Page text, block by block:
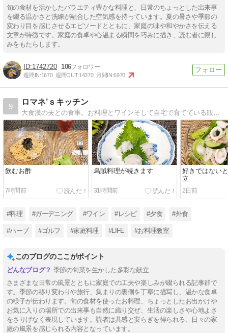
旬の食材を活かしたバラエティ豊かな料理と、日常のちょっとした出来事
を綴る温かさと洗練が融合した空気感を持っています。夏の暑さや季節の
変わり目を感じさせるエピソードとともに、家庭の味や和やかさを伝える
文章が特徴です。家庭の食卓や心温まる瞬間を巧みに描き、読む者に親し
みをもたらします。
1742720 106
週間IN:1670 週間OUT:14370 月間IN:6970
9
ロマネ’ｓキッチン
飲むお酢
7時間前
烏賊料理が続きます
31時間前
好きではない
立
2日前
#料理 #ガーデニング #ワイン #レシピ #夕食 #外食
#ハーブ #ゴルフ #家庭料理 #LIFE #お料理教室
このブログのここがポイント
季節の旬菜を生かした多彩な献立
さまざまな日常の風景とともに家庭での工夫や楽しみが綴られる記事群で
す。季節の移り変わりや旅行、集まりの裏側を丁寧に描写し、温かな食卓
の様子が伝わります。旬の食材を使ったお料理、ちょっとしたお出かけや
お気に入りの場所での出来事も自然に織り交ぜ、生活の楽しさや心地よさ
をさりげなく表現しています。読者は共感と安らぎを得られる、日々の家
庭の風景を感じられる内容となっています。